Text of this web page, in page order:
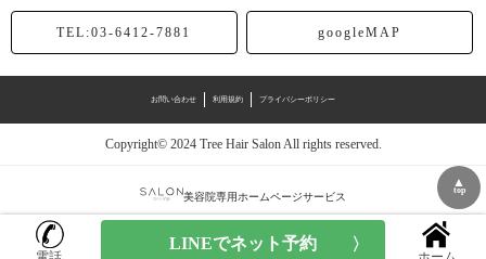
TEL:03-6412-7881 googleMAP
お問い合わせ 利用規約 プライバシーポリシー
Copyright© 2024 Tree Hair Salon All rights reserved.
美容院専用ホームページサービス
▲
top